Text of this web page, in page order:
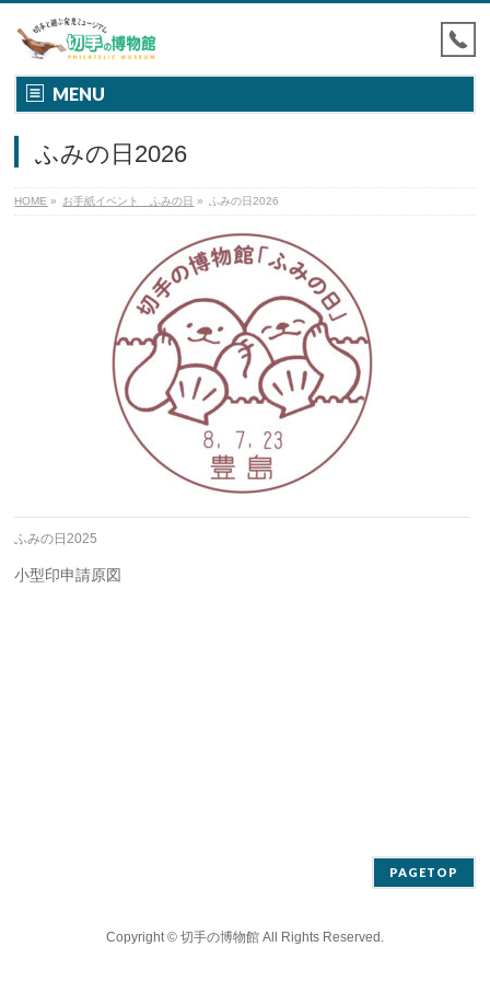
MENU
ふみの日2026
HOME » お手紙イベント ふみの日 » ふみの日2026
ふみの日2025
小型印申請原図
PAGETOP
Copyright © 切手の博物館All Rights Reserved.